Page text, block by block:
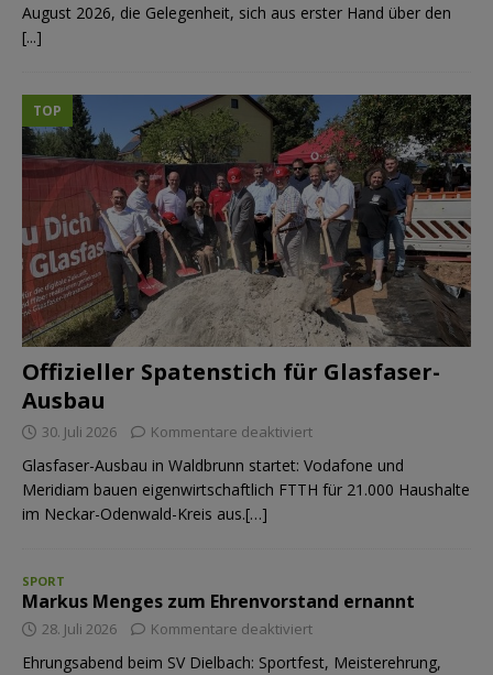
August 2026, die Gelegenheit, sich aus erster Hand über den
[...]
Offizieller Spatenstich für Glasfaser-
Ausbau
TOP
30. Juli 2026 Kommentare deaktiviert
Glasfaser-Ausbau in Waldbrunn startet: Vodafone und
Meridiam bauen eigenwirtschaftlich FTTH für 21.000 Haushalte
im Neckar-Odenwald-Kreis aus.[…]
SPORT
Markus Menges zum Ehrenvorstand ernannt
28. Juli 2026 Kommentare deaktiviert
Ehrungsabend beim SV Dielbach: Sportfest, Meisterehrung,